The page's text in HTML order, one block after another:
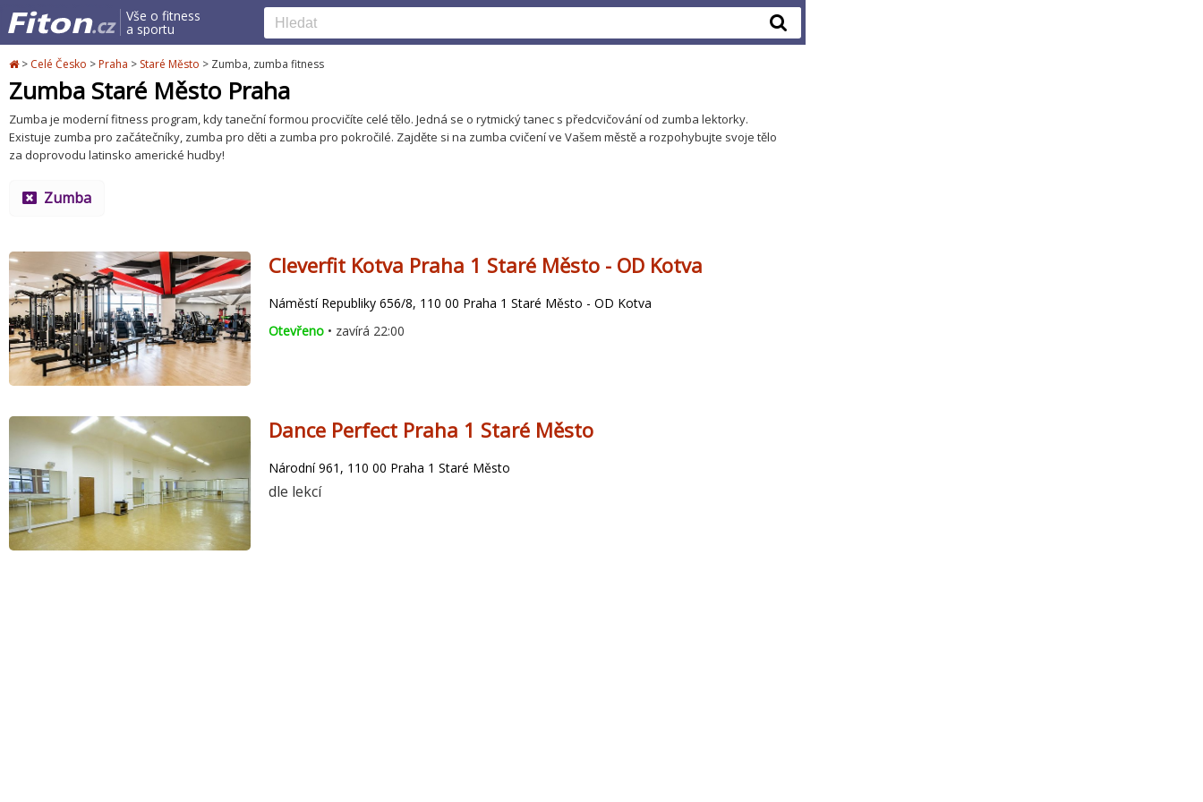
Vše o fitness
a sportu
> Celé Česko >Praha > Staré Město > Zumba, zumba fitness
Zumba Staré Město Praha
Zumba je moderní fitness program, kdy taneční formou procvičíte celé tělo. Jedná se o rytmický tanec s předcvičování od zumba lektorky.
Existuje zumba pro začátečníky, zumba pro děti a zumba pro pokročilé. Zajděte si na zumba cvičení ve Vašem městě a rozpohybujte svoje tělo
za doprovodu latinsko americké hudby!
Zumba
Cleverfit Kotva Praha 1 Staré Město - OD Kotva
Náměstí Republiky 656/8, 110 00 Praha 1 Staré Město - OD Kotva
Otevřeno • zavírá 22:00
Dance Perfect Praha 1 Staré Město
Národní 961, 110 00 Praha 1 Staré Město
dle lekcí